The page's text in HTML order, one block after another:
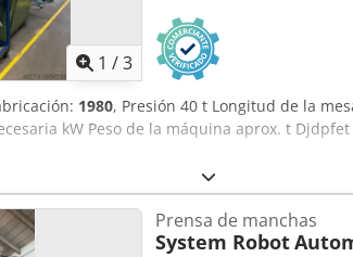
1 /3
1980, Presión 40 t Longitud de la
kW Peso de la máquina aprox. t Djdpfet
Prensa de manchas
System Robot